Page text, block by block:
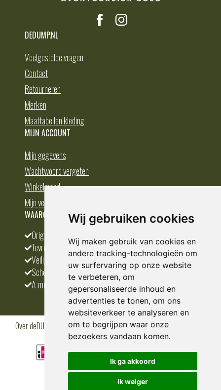
Wij gebruiken cookies
Wij maken gebruik van cookies en
andere tracking-technologieën om
uw surfervaring op onze website
te verbeteren, om
gepersonaliseerde inhoud en
advertenties te tonen, om ons
websiteverkeer te analyseren en
om te begrijpen waar onze
bezoekers vandaan komen.
Ik ga akkoord
Ik weiger
DEDUMP.NL
Veelgestelde vragen
Contact
Retourneren
Merken
Maattabellen kleding
MIJN ACCOUNT
Mijn gegevens
Wachtwoord vergeten
Winkelmand
Mijn verlanglijst
WAAROM BESTELLEN BIJ DEDUMP.NL
Origineel en divers
Tevreden klanten
Veilig betalen
Scherpste prijs
A-merken
Over deDUMP.nl Algemene voorwaardenPrivacy PolicyKlantenservice
CookiesBlogs